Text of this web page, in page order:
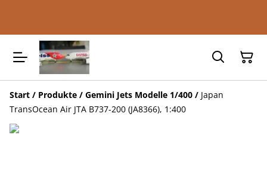
Start / Produkte / Gemini Jets Modelle 1/400 / Japan
TransOcean Air JTA B737-200 (JA8366), 1:400